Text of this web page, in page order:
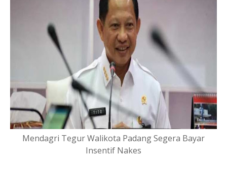
Mendagri Tegur Walikota Padang Segera Bayar
Insentif Nakes